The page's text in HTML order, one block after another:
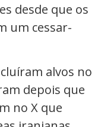
desde que os
um cessar-
alvos no
depois que
no X que